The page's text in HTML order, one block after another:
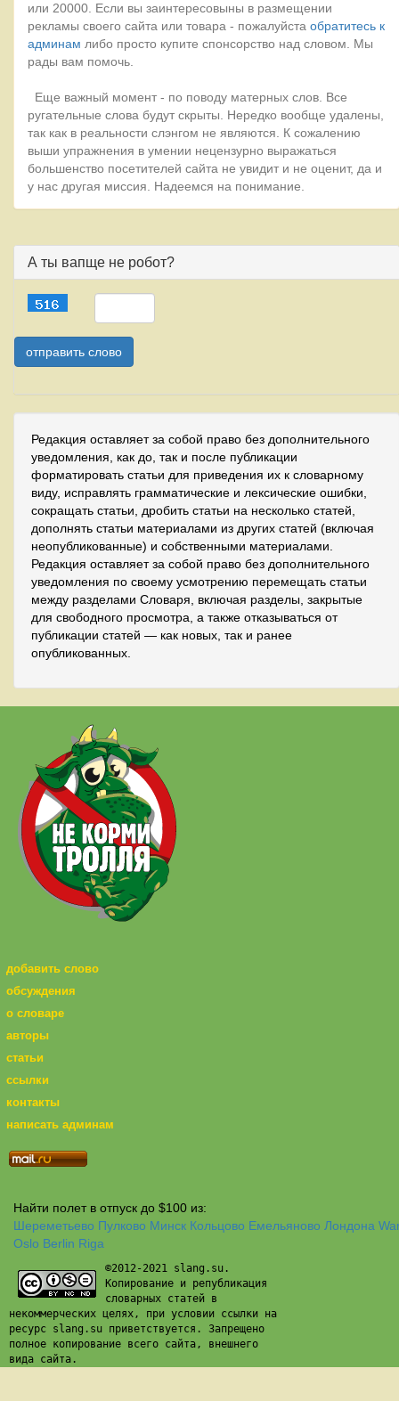
или 20000. Если вы заинтересовыны в размещении
рекламы своего сайта или товара - пожалуйста обратитесь к
админам либо просто купите спонсорство над словом. Мы
рады вам помочь.
Еще важный момент - по поводу матерных слов. Все
ругательные слова будут скрыты. Нередко вообще удалены,
так как в реальности слэнгом не являются. К сожалению
выши упражнения в умении нецензурно выражаться
большенство посетителей сайта не увидит и не оценит, да и
у нас другая миссия. Надеемся на понимание.
А ты вапще не робот?
Редакция оставляет за собой право без дополнительного
уведомления, как до, так и после публикации
форматировать статьи для приведения их к словарному
виду, исправлять грамматические и лексические ошибки,
сокращать статьи, дробить статьи на несколько статей,
дополнять статьи материалами из других статей (включая
неопубликованные) и собственными материалами.
Редакция оставляет за собой право без дополнительного
уведомления по своему усмотрению перемещать статьи
между разделами Словаря, включая разделы, закрытые
для свободного просмотра, а также отказываться от
публикации статей — как новых, так и ранее
опубликованных.
добавить слово
обсуждения
о словаре
авторы
статьи
ссылки
контакты
написать админам
Найти полет в отпуск до $100 из:
Шереметьево Пулково Минск Кольцово Емельяново Лондона
Oslo Berlin Riga
©2012-2021 slang.su.
Копирование и републикация
словарных статей в
некоммерческих целях, при условии ссылки на
ресурс slang.su приветствуется. Запрещено
полное копирование всего сайта, внешнего
вида сайта.